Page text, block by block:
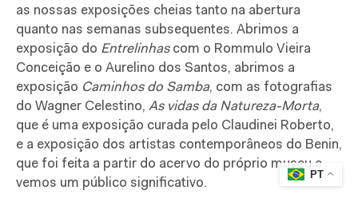
as nossas exposições cheias tanto na abertura
quanto nas semanas subsequentes. Abrimos a
exposição do Entrelinhascom o Rommulo Vieira
Conceição e o Aurelino dos Santos, abrimos a
exposição Caminhos do Samba, com as fotografias
do Wagner Celestino, As vidas da Natureza-Morta,
que é uma exposição curada pelo Claudinei Roberto,
e a exposição dos artistas contemporâneos do Benin,
que foi feita a partir do acervo do próprio museu e
vemos um público significativo.
PT